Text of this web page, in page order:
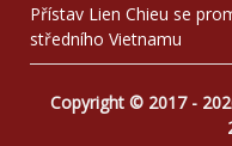
Přístav Lien Chieu se
středního Vietnamu
Copyright © 2017 -